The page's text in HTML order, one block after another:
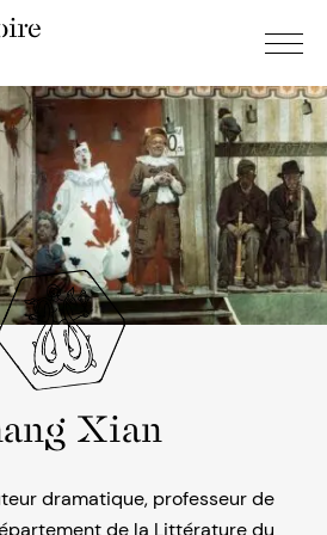
Xian
dramatique, professeur de
de la Littérature du